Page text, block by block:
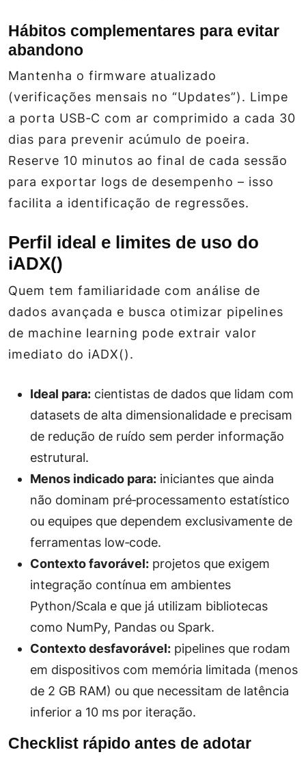
Hábitos complementares para evitar
abandono
Mantenha o firmware atualizado
(verificações mensais no “Updates”). Limpe
a porta USB‑C com ar comprimido a cada 30
dias para prevenir acúmulo de poeira.
Reserve 10 minutos ao final de cada sessão
para exportar logs de desempenho – isso
facilita a identificação de regressões.
Perfil ideal e limites de uso do
iADX()
Quem tem familiaridade com análise de
dados avançada e busca otimizar pipelines
de machine learning pode extrair valor
imediato do iADX().
Ideal para: cientistas de dados que lidam com
datasets de alta dimensionalidade e precisam
de redução de ruído sem perder informação
estrutural.
Menos indicado para: iniciantes que ainda
não dominam pré‑processamento estatístico
ou equipes que dependem exclusivamente de
ferramentas low‑code.
Contexto favorável: projetos que exigem
integração contínua em ambientes
Python/Scala e que já utilizam bibliotecas
como NumPy, Pandas ou Spark.
Contexto desfavorável: pipelines que rodam
em dispositivos com memória limitada (menos
de 2 GB RAM) ou que necessitam de latência
inferior a 10 ms por iteração.
Checklist rápido antes de adotar